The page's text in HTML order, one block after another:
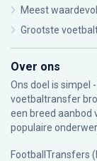
Meest
Grootste
Over ons
Ons doel is simpel
voetbaltransfer
een breed aanbod
populaire
FootballTransfers